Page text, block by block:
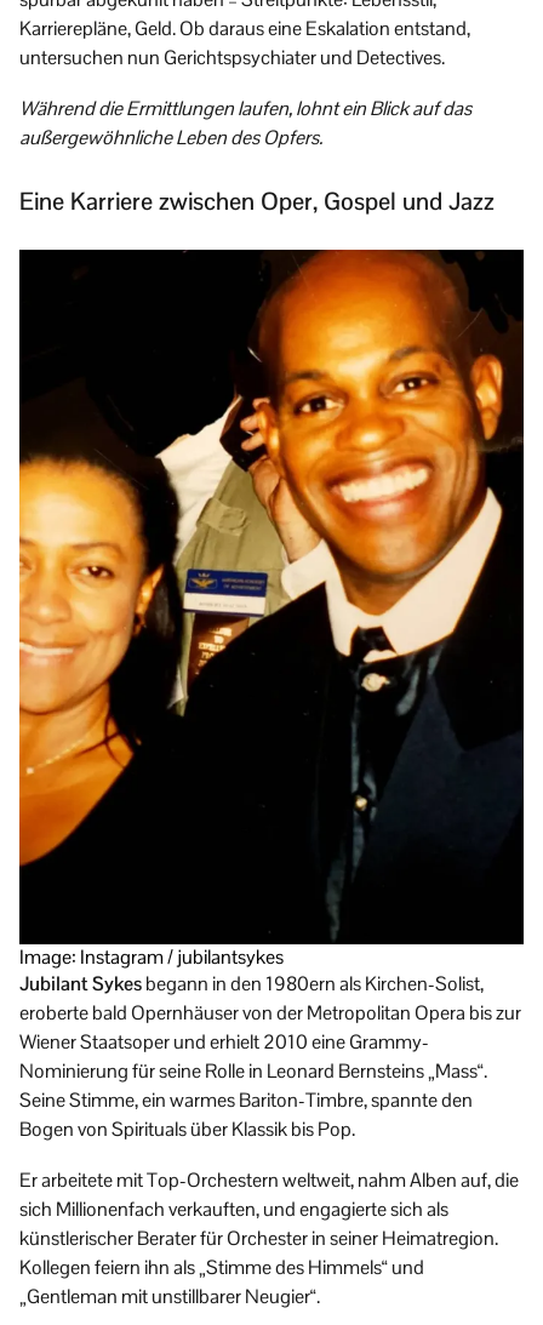
Karrierepläne, Geld. Ob daraus eine Eskalation entstand,
untersuchen nun Gerichtspsychiater und Detectives.
Während die Ermittlungen laufen, lohnt ein Blick auf das
außergewöhnliche Leben des Opfers.
Eine Karriere zwischen Oper, Gospel und Jazz
Image: Instagram / jubilantsykes
Jubilant Sykesbegann in den 1980ern als Kirchen-Solist,
eroberte bald Opernhäuser von der Metropolitan Opera bis zur
Wiener Staatsoper und erhielt 2010 eine Grammy-
Nominierung für seine Rolle in Leonard Bernsteins „Mass“.
Seine Stimme, ein warmes Bariton-Timbre, spannte den
Bogen von Spirituals über Klassik bis Pop.
Er arbeitete mit Top-Orchestern weltweit, nahm Alben auf, die
sich Millionenfach verkauften, und engagierte sich als
künstlerischer Berater für Orchester in seiner Heimatregion.
Kollegen feiern ihn als „Stimme des Himmels“ und
„Gentleman mit unstillbarer Neugier“.